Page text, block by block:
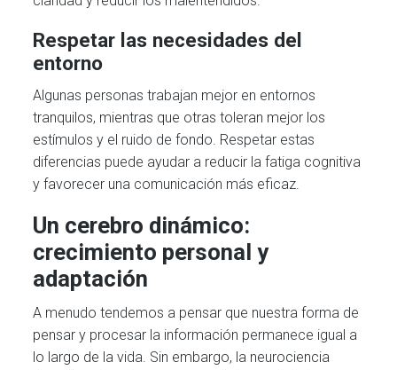
Respetar las necesidades del
entorno
Algunas personas trabajan mejor en entornos
tranquilos, mientras que otras toleran mejor los
estímulos y el ruido de fondo. Respetar estas
diferencias puede ayudar a reducir la fatiga cognitiva
y favorecer una comunicación más eficaz.
Un cerebro dinámico:
crecimiento personal y
adaptación
A menudo tendemos a pensar que nuestra forma de
pensar y procesar la información permanece igual a
lo largo de la vida. Sin embargo, la neurociencia